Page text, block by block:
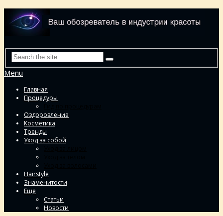
Menu
Главная
Процедуры
Оздоровление
Косметика
Тренды
Уход за собой
Hairstyle
Знаменитости
Еще
Статьи
Новости